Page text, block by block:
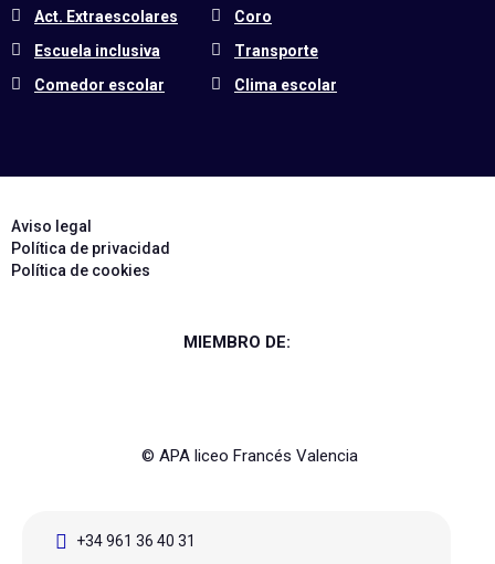
Act. Extraescolares
Coro
Escuela inclusiva
Transporte
Comedor escolar
Clima escolar
MIEMBRO DE:
Aviso legal
Política de privacidad
Política de cookies
© APA liceo Francés Valencia
+34 961 36 40 31